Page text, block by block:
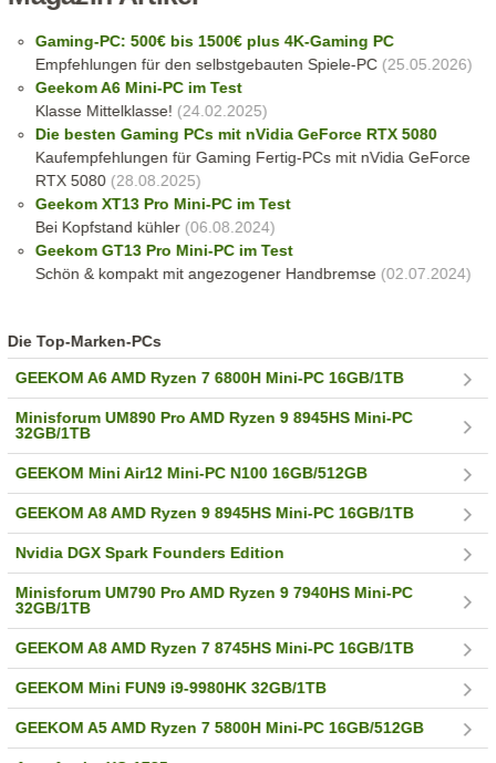
Gaming-PC: 500€ bis 1500€ plus 4K-Gaming PC
Empfehlungen für den selbstgebauten Spiele-PC(25.05.2026)
Geekom A6 Mini-PC im Test
Klasse Mittelklasse! (24.02.2025)
Die besten Gaming PCs mit nVidia GeForce RTX 5080
Kaufempfehlungen für Gaming Fertig-PCs mit nVidia GeForce
RTX 5080(28.08.2025)
Geekom XT13 Pro Mini-PC im Test
Bei Kopfstand kühler(06.08.2024)
Geekom GT13 Pro Mini-PC im Test
Schön & kompakt mit angezogener Handbremse (02.07.2024)
Die Top-Marken-PCs
GEEKOM A6 AMD Ryzen 7 6800H Mini-PC 16GB/1TB
Minisforum UM890 Pro AMD Ryzen 9 8945HS Mini-PC
32GB/1TB
GEEKOM Mini Air12 Mini-PC N100 16GB/512GB
GEEKOM A8 AMD Ryzen 9 8945HS Mini-PC 16GB/1TB
Nvidia DGX Spark Founders Edition
Minisforum UM790 Pro AMD Ryzen 9 7940HS Mini-PC
32GB/1TB
GEEKOM A8 AMD Ryzen 7 8745HS Mini-PC 16GB/1TB
GEEKOM Mini FUN9 i9-9980HK 32GB/1TB
GEEKOM A5 AMD Ryzen 7 5800H Mini-PC 16GB/512GB